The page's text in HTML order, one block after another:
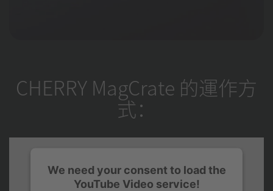
CHERRY MagCrate 的運作方
式：
We need your consent to load the
YouTube Video service!